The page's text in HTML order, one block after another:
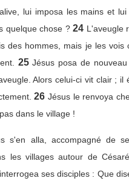
lui imposa les mains et
quelque chose ? 24 L'aveugle
des hommes, mais je les vois
25 Jésus posa de
Alors celui-ci vit clair ; il
26 Jésus le renvoya
dans le village !
s'en alla, accompagné de
les villages autour de
ses disciples : Que